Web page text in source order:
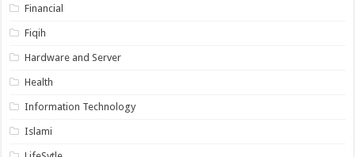
Financial
Fiqih
Hardware and Server
Health
Information Technology
Islami